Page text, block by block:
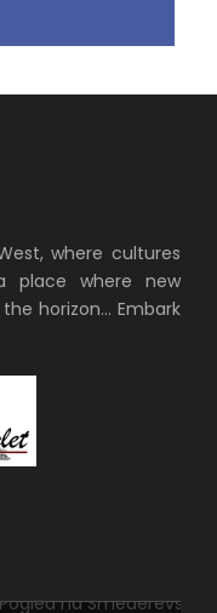
where cultures
place where new
horizon… Embark